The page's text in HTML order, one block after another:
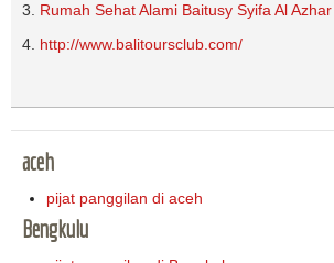
3. Rumah Sehat Alami Baitusy Syifa Al Azhar
4. http://www.balitoursclub.com/
aceh
pijat panggilan di aceh
Bengkulu